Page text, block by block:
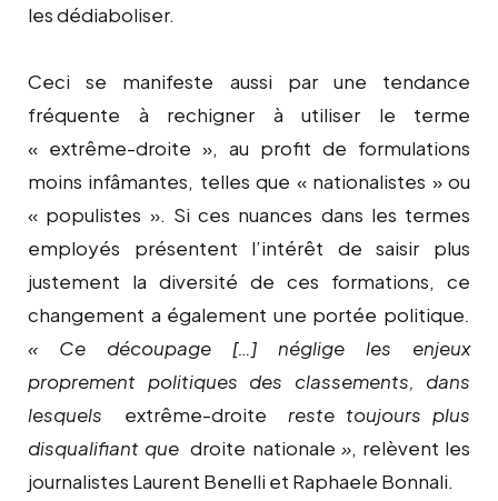
les dédiaboliser.
Ceci se manifeste aussi par une tendance
fréquente à rechigner à utiliser le terme
« extrême-droite », au profit de formulations
moins infâmantes, telles que « nationalistes » ou
« populistes ». Si ces nuances dans les termes
employés présentent l’intérêt de saisir plus
justement la diversité de ces formations, ce
changement a également une portée politique.
« Ce découpage […] néglige les enjeux
proprement politiques des classements, dans
lesquels extrême-droite reste toujours plus
disqualifiant quedroite nationale », relèvent les
journalistes Laurent Benelli et Raphaele Bonnali.